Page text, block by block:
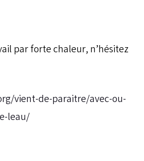
par forte chaleur, n’hésitez
vient-de-paraitre/avec-ou-
leau/